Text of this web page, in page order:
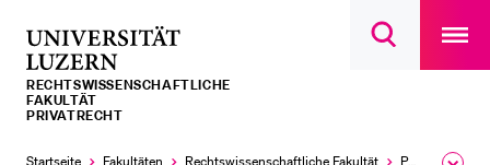
Suchdialog
main
RECHTS­­WISSENSCHAFTLICHE
FAKULTÄT
PRIVATRECHT
Startseite Fakultäten Rechtswissenschaftliche Fakultät Professuren
LETZTE SUCHEN
Sie haben noch keine Suche getätigt.